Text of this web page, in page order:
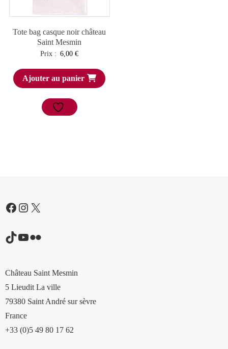
Tote bag casque noir château
Saint Mesmin
Prix : 6,00€
Ajouter au panier
Facebook
Instagram
X
TikTok
YouTube
Flickr
Château Saint Mesmin
5 Lieudit La ville
79380 Saint André sur sèvre
France
+33 (0)5 49 80 17 62